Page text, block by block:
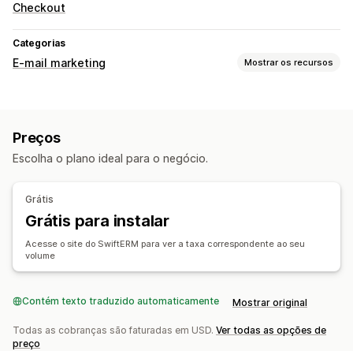
Checkout
Categorias
E-mail marketing Mostrar os recursos
Preços
Escolha o plano ideal para o negócio.
Grátis
Grátis para instalar
Acesse o site do SwiftERM para ver a taxa correspondente ao seu
volume
Contém texto traduzido automaticamente Mostrar original
Todas as cobranças são faturadas em USD. Ver todas as opções de
preço